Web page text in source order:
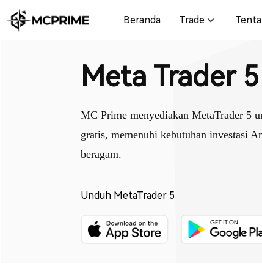
Beranda Trade
Meta Trader 5
MC Prime menyediakan MetaTrader 5
gratis, memenuhi kebutuhan investasi
beragam.
Unduh MetaTrader 5